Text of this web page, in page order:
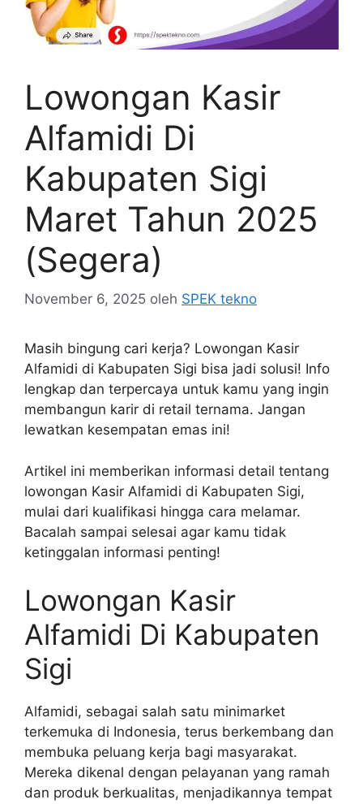
Lowongan Kasir
Alfamidi Di
Kabupaten Sigi
Maret Tahun 2025
(Segera)
November 6, 2025 oleh SPEK tekno
Masih bingung cari kerja? Lowongan Kasir
Alfamidi di Kabupaten Sigi bisa jadi solusi! Info
lengkap dan terpercaya untuk kamu yang ingin
membangun karir di retail ternama. Jangan
lewatkan kesempatan emas ini!
Artikel ini memberikan informasi detail tentang
lowongan Kasir Alfamidi di Kabupaten Sigi,
mulai dari kualifikasi hingga cara melamar.
Bacalah sampai selesai agar kamu tidak
ketinggalan informasi penting!
Lowongan Kasir
Alfamidi Di Kabupaten
Sigi
Alfamidi, sebagai salah satu minimarket
terkemuka di Indonesia, terus berkembang dan
membuka peluang kerja bagi masyarakat.
Mereka dikenal dengan pelayanan yang ramah
dan produk berkualitas, menjadikannya tempat